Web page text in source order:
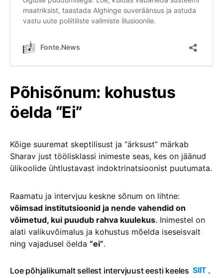
Põhisõnum: kohustus
öelda “Ei”
Kõige suuremat skeptilisust ja “ärksust” märkab
Sharav just töölisklassi inimeste seas, kes on jäänud
ülikoolide ühtlustavast indoktrinatsioonist puutumata.
Raamatu ja intervjuu keskne sõnum on lihtne:
võimsad institutsioonid ja nende vahendid on
võimetud, kui puudub rahva kuulekus. Inimestel on
alati valikuvõimalus ja kohustus mõelda iseseisvalt
ning vajadusel öelda “ei”.
Loe põhjalikumalt sellest intervjuust eesti keeles SIIT .